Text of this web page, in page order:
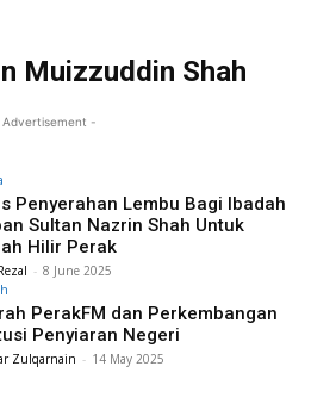
Muizzuddin Shah
-
Penyerahan Lembu Bagi Ibadah
Sultan Nazrin Shah Untuk
Hilir Perak
- 8 June 2025
PerakFM dan Perkembangan
Penyiaran Negeri
Zulqarnain - 14 May 2025